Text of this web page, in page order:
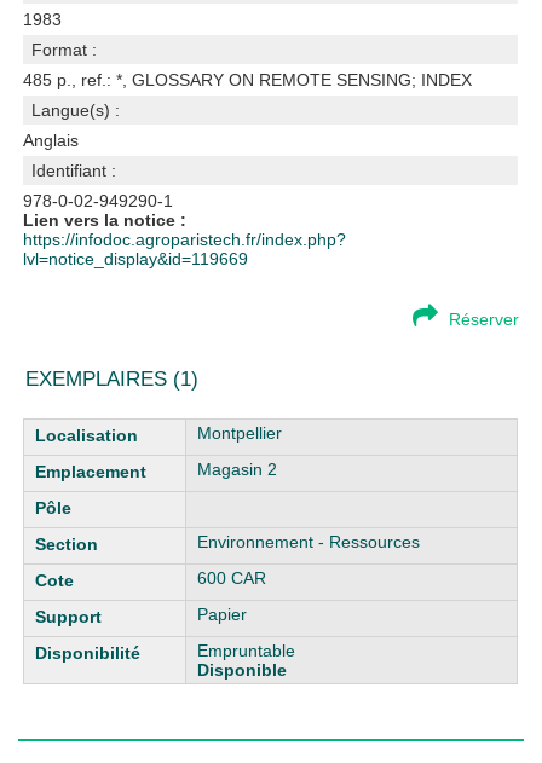
1983
Format :
485 p., ref.: *, GLOSSARY ON REMOTE SENSING; INDEX
Langue(s) :
Anglais
Identifiant :
978-0-02-949290-1
Lien vers la notice :
https://infodoc.agroparistech.fr/index.php?
lvl=notice_display&id=119669
Réserver
EXEMPLAIRES (1)
Liste des exemplaires
Montpellier
Magasin 2
Environnement - Ressources
600 CAR
Papier
Empruntable
Disponible